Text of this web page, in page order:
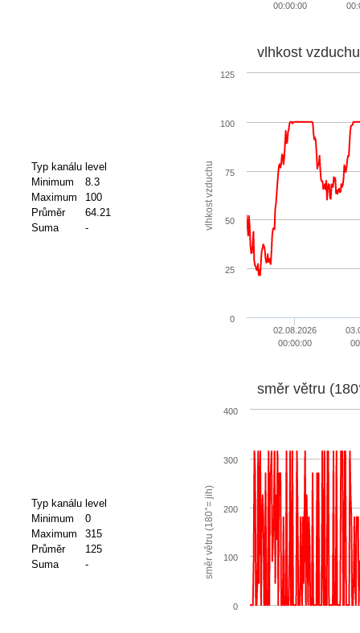
00:00:00
Typ kanálu level
Minimum
8.3
Maximum
100
Průměr
64.21
Suma
- vlhkost vzduchu
vlhkost vzduchu
02.08.2026
00:00:00
0
100
25
50
75
125
Typ kanálu level
Minimum
0
Maximum
315
Průměr
125
Suma
- směr větru (180°= jih)
směr větru
0
100
200
300
400